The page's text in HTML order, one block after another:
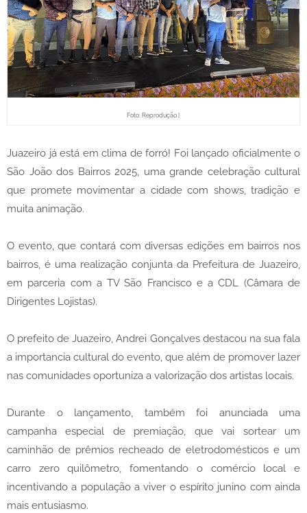
Foto: Reprodução |
Juazeiro já está em clima de forró! Foi lançado oficialmente o
São João dos Bairros 2025, uma grande celebração cultural
que promete movimentar a cidade com shows, tradição e
muita animação.
O evento, que contará com diversas edições em bairros nos
bairros, é uma realização conjunta da Prefeitura de Juazeiro,
em parceria com a TV São Francisco e a CDL (Câmara de
Dirigentes Lojistas).
O prefeito de Juazeiro, Andrei Gonçalves destacou na sua fala
a importancia cultural do evento, que além de promover lazer
nas comunidades oportuniza a valorização dos artistas locais.
Durante o lançamento, também foi anunciada uma
campanha especial de premiação, que vai sortear um
caminhão de prêmios recheado de eletrodomésticos e um
carro zero quilômetro, fomentando o comércio local e
incentivando a população a viver o espírito junino com ainda
mais entusiasmo.